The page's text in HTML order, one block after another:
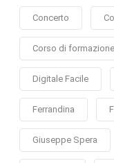
Concerto
Corso di formazione
Digitale Facile
Ferrandina
Giuseppe Spera